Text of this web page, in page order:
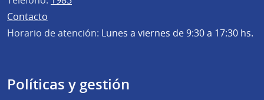
Contacto
Horario de atención: Lunes a viernes de 9:30 a 17:30 hs.
Políticas y gestión